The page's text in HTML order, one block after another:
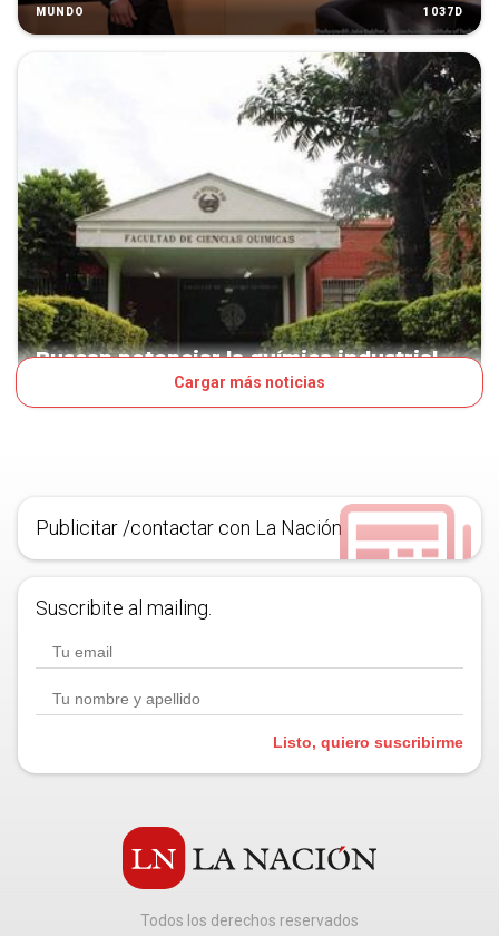
MUNDO 1037D
Buscan potenciar la química industrial
Cargar más noticias
Publicitar /contactar con La Nación
Suscribite al mailing.
Listo, quiero suscribirme
Todos los derechos reservados